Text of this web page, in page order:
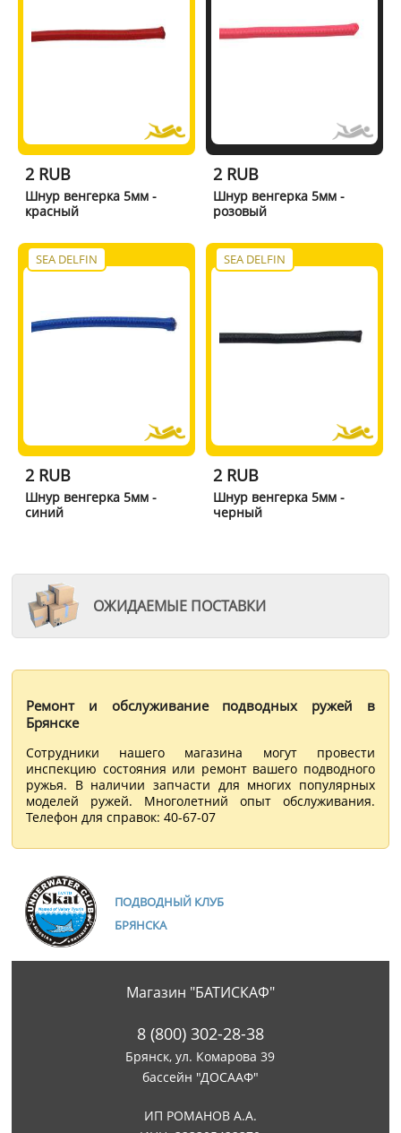
2 RUB
Шнур венгерка 5мм -
красный
2 RUB
Шнур венгерка 5мм -
розовый
SEA DELFIN
2 RUB
Шнур венгерка 5мм -
синий
SEA DELFIN
2 RUB
Шнур венгерка 5мм -
черный
ОЖИДАЕМЫЕ ПОСТАВКИ
Ремонт и обслуживание подводных ружей в
Брянске
Сотрудники нашего магазина могут провести
инспекцию состояния или ремонт вашего подводного
ружья. В наличии запчасти для многих популярных
моделей ружей. Многолетний опыт обслуживания.
Телефон для справок: 40-67-07
ПОДВОДНЫЙ КЛУБ
БРЯНСКА
Магазин "БАТИСКАФ"
8 (800) 302-28-38
Брянск, ул. Комарова 39
бассейн "ДОСААФ"
ИП РОМАНОВ А.А.